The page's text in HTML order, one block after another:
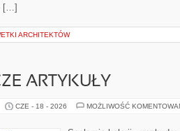
[…]
ARCHITEKTÓW
ARTYKUŁY
CZE - 18 - 2026 MOŻLIWOŚĆ